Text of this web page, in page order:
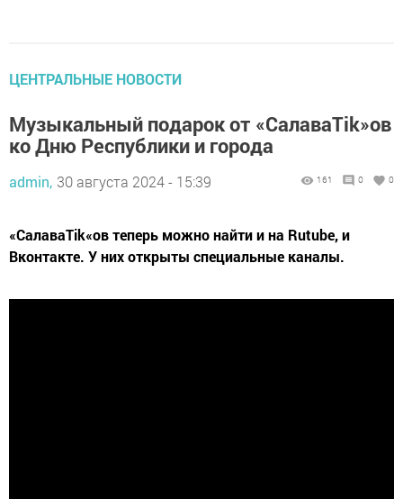
ко Дню Республики и города
admin, 30 августа 2024 - 15:39
Вконтакте. У них открыты специальные каналы.